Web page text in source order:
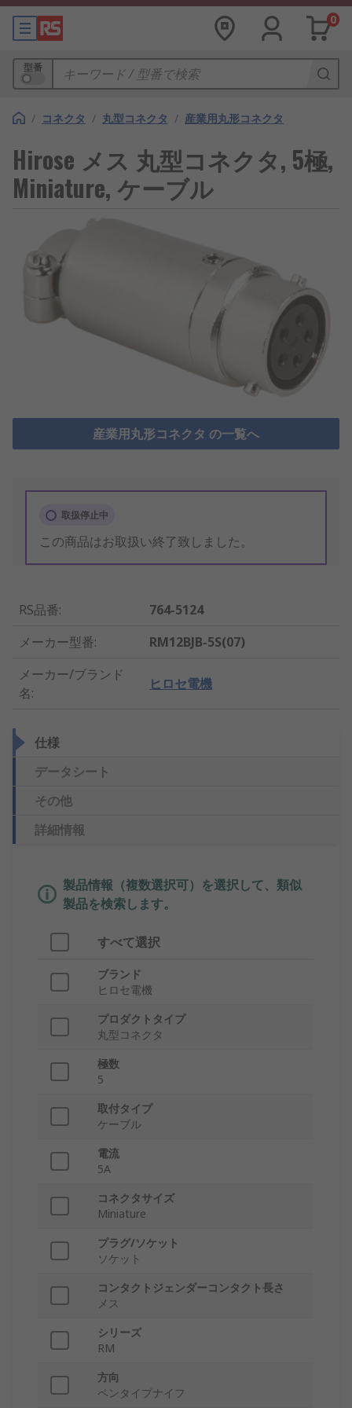
0
型番
/ コネクタ / 丸型コネクタ / 産業用丸形コネクタ
Hirose メス 丸型コネクタ, 5極,
Miniature, ケーブル
産業用丸形コネクタ の一覧へ
取扱停止中
この商品はお取扱い終了致しました。
RS品番:
764-5124
メーカー型番:
RM12BJB-5S(07)
メーカー/ブランド
名:
ヒロセ電機
仕様
データシート
その他
詳細情報
製品情報（複数選択可）を選択して、類似
製品を検索します。
すべて選択
ブランド
ヒロセ電機
プロダクトタイプ
丸型コネクタ
極数
5
取付タイプ
ケーブル
電流
5A
コネクタサイズ
Miniature
プラグ/ソケット
ソケット
コンタクトジェンダーコンタクト長さ
メス
シリーズ
RM
方向
ペンタイプナイフ